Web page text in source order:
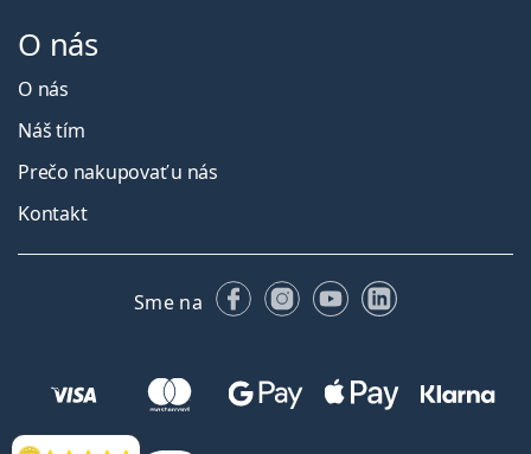
O nás
O nás
Náš tím
Prečo nakupovať u nás
Kontakt
Sme na FacebookuInstagrame
YouTubeLinkedIn